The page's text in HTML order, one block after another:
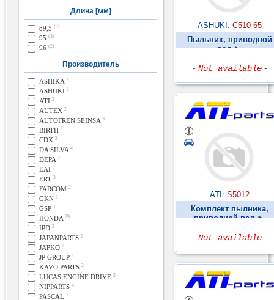
Длина [мм]
89,5 (4)
95 (3)
96 (2)
Производитель
ASHIKA 2
ASHUKI 1
ATI 2
AUTEX 2
AUTOFREN SEINSA 3
BIRTH 1
CDX 3
DA SILVA 4
DEPA 2
EAI 2
ERT 3
FARCOM 2
GKN 1
GSP 1
HONDA 29
IPD 2
JAPANPARTS 2
JAPKO 2
JP GROUP 1
KAVO PARTS 2
LUCAS ENGINE DRIVE 2
NIPPARTS 4
PASCAL 3
ASHUKI: C510-65
Пыльник, приводной
вал ►
- Not available -
ATI: S5012
Комплект пылника,
приводной вал ►
- Not available -